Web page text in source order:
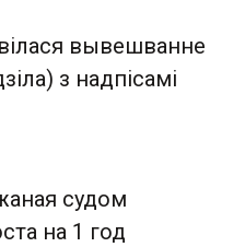
вывешванне
з надпісамі
судом
на 1 год